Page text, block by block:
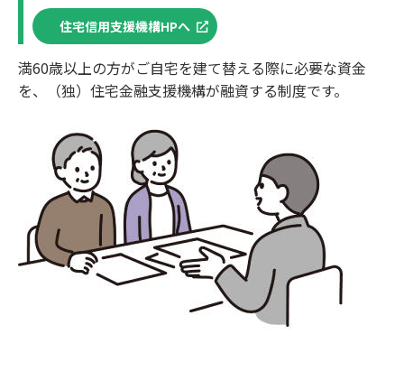
住宅信用支援機構HPへ
満60歳以上の⽅がご⾃宅を建て替える際に必要な資⾦
を、（独）住宅⾦融⽀援機構が融資する制度です。